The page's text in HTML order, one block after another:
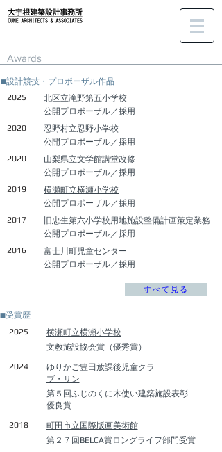
Awards
■設計競技・プロポーザル作品
2025
​北区立滝野第五小学校
公開プロポーザル／採用
2020
忍野村立忍野小学校
公開プロポーザル／採用
2020
​山梨県立文学館講堂改修
公開プロポーザル／採用
2019
横瀬町立横瀬小学校
公開プロポーザル／採用
2017
旧忠生第六小学校用地施設整備計画策定業務
公開プロポーザル／採用
2016
富士川町児童センター
公開プロポーザル／採用
すべて見る
■受賞歴
2025
横瀬町立横瀬小学校
文教施設協会賞（優秀賞）
2024
ゆりかご豊田​放課後児童クラ
ブ・サン
​第５回ふじのくに木使い建築施設表彰
優良賞
2018
町田市立国際版画美術館
第２７回BELCA賞ロングライフ部門受賞